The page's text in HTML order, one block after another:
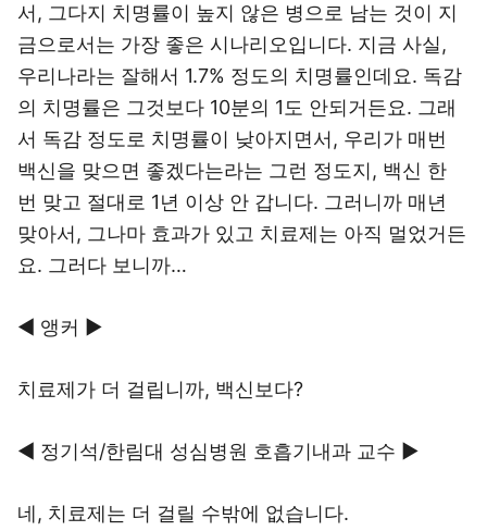
서, 그다지 치명률이 높지 않은 병으로 남는 것이 지
금으로서는 가장 좋은 시나리오입니다. 지금 사실,
우리나라는 잘해서 1.7% 정도의 치명률인데요. 독감
의 치명률은 그것보다 10분의 1도 안되거든요. 그래
서 독감 정도로 치명률이 낮아지면서, 우리가 매번
백신을 맞으면 좋겠다는라는 그런 정도지, 백신 한
번 맞고 절대로 1년 이상 안 갑니다. 그러니까 매년
맞아서, 그나마 효과가 있고 치료제는 아직 멀었거든
요. 그러다 보니까…
◀ 앵커 ▶
치료제가 더 걸립니까, 백신보다?
◀ 정기석/한림대 성심병원 호흡기내과 교수 ▶
네, 치료제는 더 걸릴 수밖에 없습니다.